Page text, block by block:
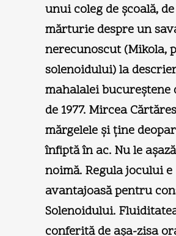
unui coleg de şcoală,
mărturie despre un
nerecunoscut (Mikola,
solenoidului) la
mahalalei bucureştene
de 1977. Mircea
mărgelele şi ţine
înfiptă în ac. Nu le
noimă. Regula jocului e
avantajoasă pentru
Solenoidului.
conferită de aşa-zisa